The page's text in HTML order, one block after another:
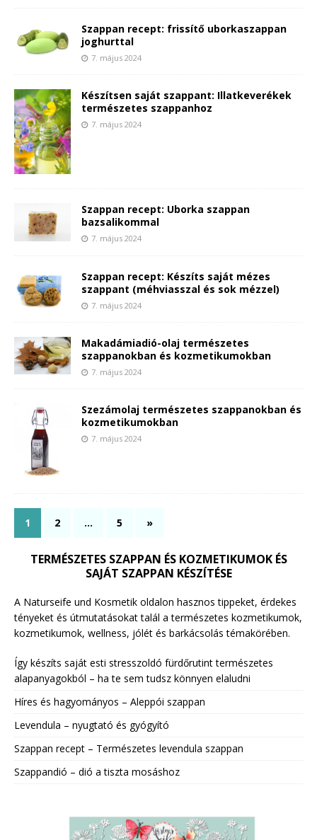
Szappan recept: frissítő uborkaszappan
joghurttal
7. május 2024
Készítsen saját szappant: Illatkeverékek
természetes szappanhoz
7. május 2024
Szappan recept: Uborka szappan
bazsalikommal
7. május 2024
Szappan recept: Készíts saját mézes
szappant (méhviasszal és sok mézzel)
7. május 2024
Makadámiadió-olaj természetes
szappanokban és kozmetikumokban
7. május 2024
Szezámolaj természetes szappanokban és
kozmetikumokban
7. május 2024
1 2 … 5 »
TERMÉSZETES SZAPPAN ÉS KOZMETIKUMOK ÉS
SAJÁT SZAPPAN KÉSZÍTÉSE
A Naturseife und Kosmetik oldalon hasznos tippeket, érdekes
tényeket és útmutatásokat talál a természetes kozmetikumok,
kozmetikumok, wellness, jólét és barkácsolás témakörében.
Így készíts saját esti stresszoldó fürdőrutint természetes
alapanyagokból – ha te sem tudsz könnyen elaludni
Híres és hagyományos – Aleppói szappan
Levendula – nyugtató és gyógyító
Szappan recept – Természetes levendula szappan
Szappandió – dió a tiszta mosáshoz